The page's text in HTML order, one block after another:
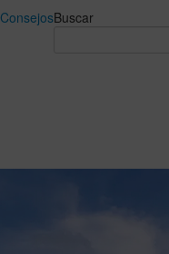
ConsejosBuscar